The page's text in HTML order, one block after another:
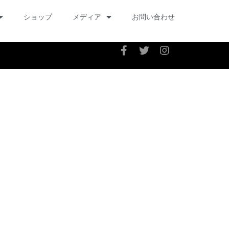
ショップ メディア お問い合わせ